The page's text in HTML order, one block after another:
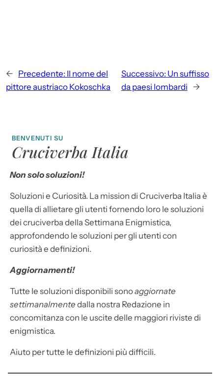
← Precedente: Il nome del
pittore austriaco Kokoschka
Successivo: Un suffisso
da paesi lombardi
→
BENVENUTI SU
Cruciverba Italia
Non solo soluzioni!
Soluzioni e Curiosità. La mission di Cruciverba Italia è
quella di allietare gli utenti fornendo loro le soluzioni
dei cruciverba della Settimana Enigmistica,
approfondendo le soluzioni per gli utenti con
curiosità e definizioni.
Aggiornamenti!
Tutte le soluzioni disponibili sonoaggiornate
settimanalmente dalla nostra Redazione in
concomitanza con le uscite delle maggiori riviste di
enigmistica.
Aiuto per tutte le definizioni più difficili.